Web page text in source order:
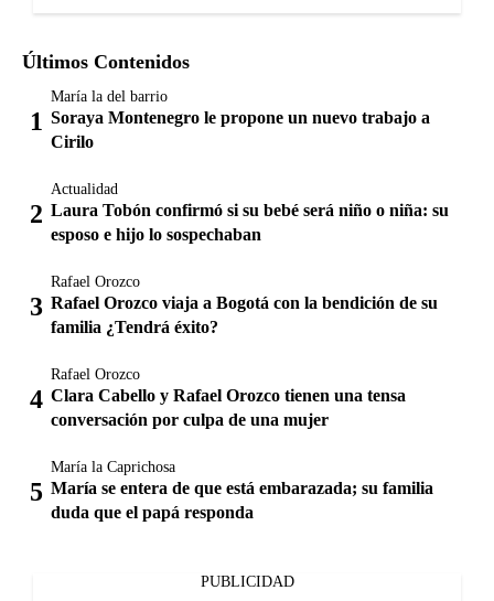
Últimos Contenidos
María la del barrio
Soraya Montenegro le propone un nuevo trabajo a
Cirilo
Actualidad
Laura Tobón confirmó si su bebé será niño o niña: su
esposo e hijo lo sospechaban
Rafael Orozco
Rafael Orozco viaja a Bogotá con la bendición de su
familia ¿Tendrá éxito?
Rafael Orozco
Clara Cabello y Rafael Orozco tienen una tensa
conversación por culpa de una mujer
María la Caprichosa
María se entera de que está embarazada; su familia
duda que el papá responda
PUBLICIDAD